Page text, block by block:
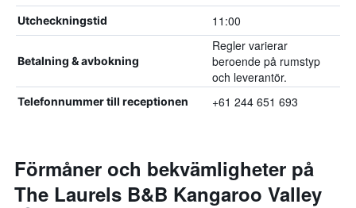
Utcheckningstid 11:00
Betalning & avbokning
Regler varierar
beroende på rumstyp
och leverantör.
Telefonnummer till receptionen +61 244 651 693
Förmåner och bekvämligheter på
The Laurels B&B Kangaroo Valley